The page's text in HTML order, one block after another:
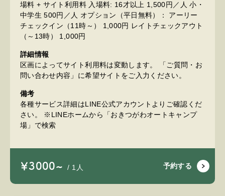
場料 + サイト利用料 入場料: 16才以上 1,500円／人 小・
中学生 500円／人 オプション（平日無料）： アーリー
チェックイン（11時～） 1,000円 レイトチェックアウト
（～13時） 1,000円
詳細情報
区画によってサイト利用料は変動します。 「ご質問・お
問い合わせ内容」に希望サイトをご入力ください。
備考
各種サービス詳細はLINE公式アカウントよりご確認くだ
さい。 ※LINEホームから「おきつがわオートキャンプ
場」で検索
￥3000~ / 1人 予約する